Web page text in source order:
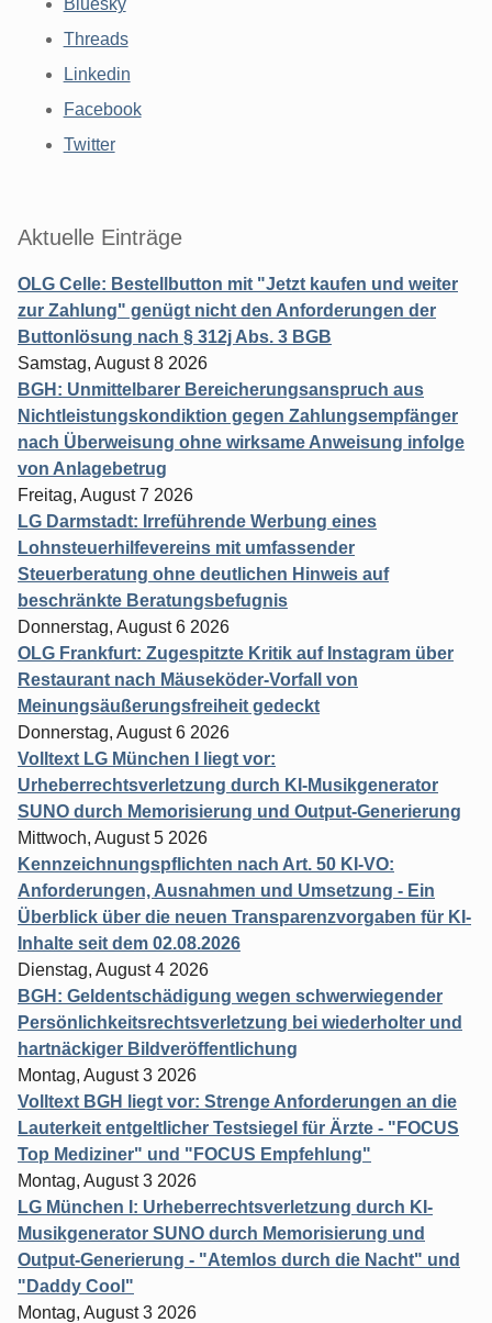
Bluesky
Threads
Linkedin
Facebook
Twitter
Aktuelle Einträge
OLG Celle: Bestellbutton mit "Jetzt kaufen und weiter
zur Zahlung" genügt nicht den Anforderungen der
Buttonlösung nach § 312j Abs. 3 BGB
Samstag, August 8 2026
BGH: Unmittelbarer Bereicherungsanspruch aus
Nichtleistungskondiktion gegen Zahlungsempfänger
nach Überweisung ohne wirksame Anweisung infolge
von Anlagebetrug
Freitag, August 7 2026
LG Darmstadt: Irreführende Werbung eines
Lohnsteuerhilfevereins mit umfassender
Steuerberatung ohne deutlichen Hinweis auf
beschränkte Beratungsbefugnis
Donnerstag, August 6 2026
OLG Frankfurt: Zugespitzte Kritik auf Instagram über
Restaurant nach Mäuseköder-Vorfall von
Meinungsäußerungsfreiheit gedeckt
Donnerstag, August 6 2026
Volltext LG München I liegt vor:
Urheberrechtsverletzung durch KI-Musikgenerator
SUNO durch Memorisierung und Output-Generierung
Mittwoch, August 5 2026
Kennzeichnungspflichten nach Art. 50 KI-VO:
Anforderungen, Ausnahmen und Umsetzung - Ein
Überblick über die neuen Transparenzvorgaben für KI-
Inhalte seit dem 02.08.2026
Dienstag, August 4 2026
BGH: Geldentschädigung wegen schwerwiegender
Persönlichkeitsrechtsverletzung bei wiederholter und
hartnäckiger Bildveröffentlichung
Montag, August 3 2026
Volltext BGH liegt vor: Strenge Anforderungen an die
Lauterkeit entgeltlicher Testsiegel für Ärzte - "FOCUS
Top Mediziner" und "FOCUS Empfehlung"
Montag, August 3 2026
LG München I: Urheberrechtsverletzung durch KI-
Musikgenerator SUNO durch Memorisierung und
Output-Generierung - "Atemlos durch die Nacht" und
"Daddy Cool"
Montag, August 3 2026